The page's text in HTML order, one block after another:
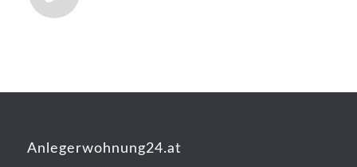
Anlegerwohnung24.at